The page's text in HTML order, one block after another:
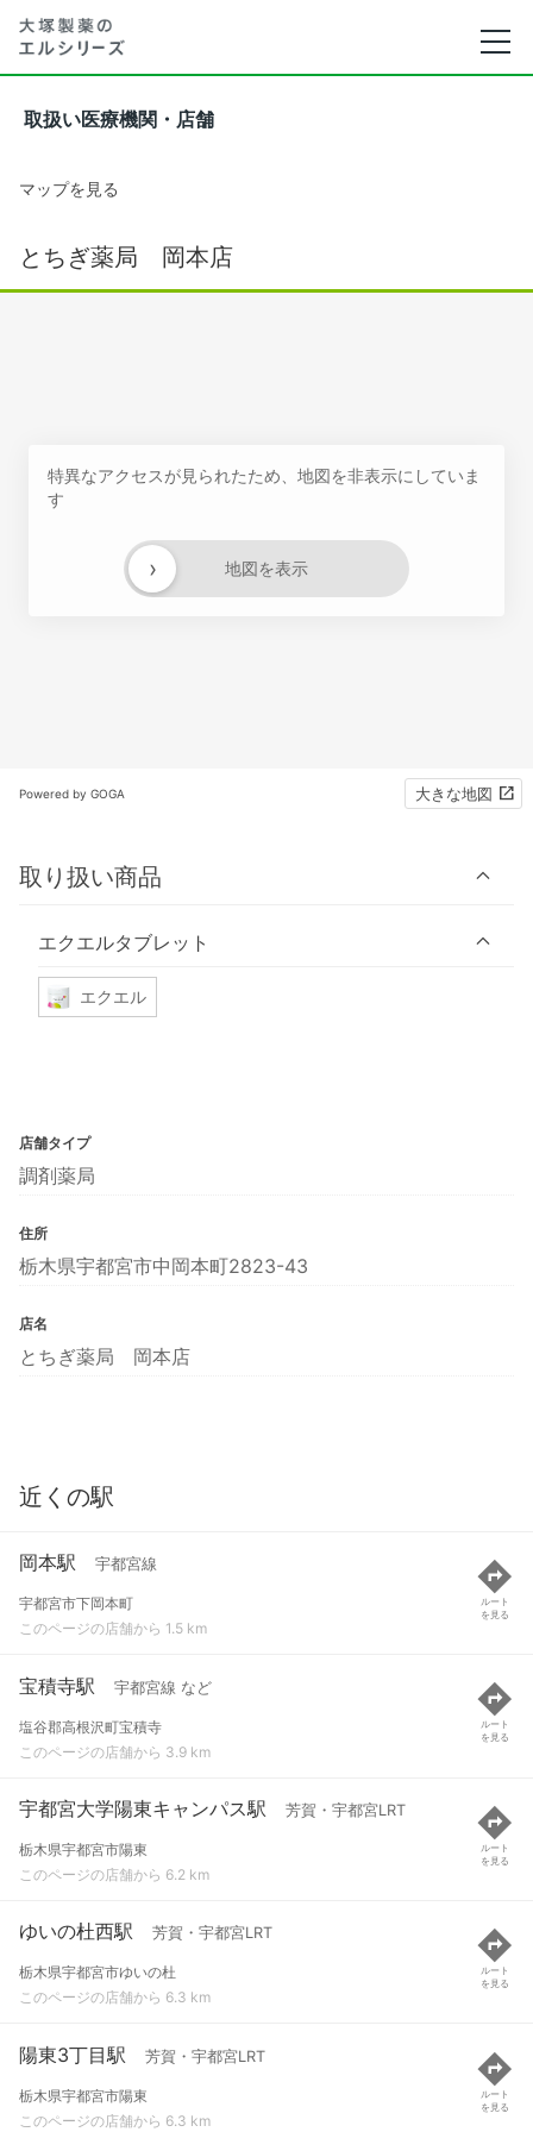
取扱い医療機関・店舗
マップを見る
とちぎ薬局 岡本店
特異なアクセスが見られたため、地図を非表示にしていま
す
地図を表示
›
Powered by GOGA 大きな地図
取り扱い商品
エクエルタブレット
エクエル
店舗タイプ
調剤薬局
住所
栃木県宇都宮市中岡本町2823-43
店名
とちぎ薬局 岡本店
近くの駅
岡本駅 宇都宮線
宇都宮市下岡本町
このページの店舗から 1.5 km
ルート
を見る
宝積寺駅 宇都宮線 など
塩谷郡高根沢町宝積寺
このページの店舗から 3.9 km
ルート
を見る
宇都宮大学陽東キャンパス駅 芳賀・宇都宮LRT
栃木県宇都宮市陽東
このページの店舗から 6.2 km
ルート
を見る
ゆいの杜西駅 芳賀・宇都宮LRT
栃木県宇都宮市ゆいの杜
このページの店舗から 6.3 km
ルート
を見る
陽東3丁目駅 芳賀・宇都宮LRT
栃木県宇都宮市陽東
このページの店舗から 6.3 km
ルート
を見る